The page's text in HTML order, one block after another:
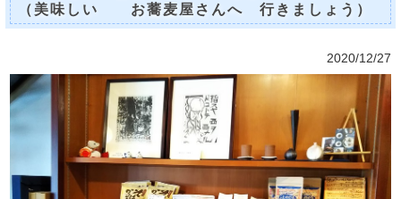
（美味しい お蕎麦屋さんへ 行きましょう）
2020/12/27